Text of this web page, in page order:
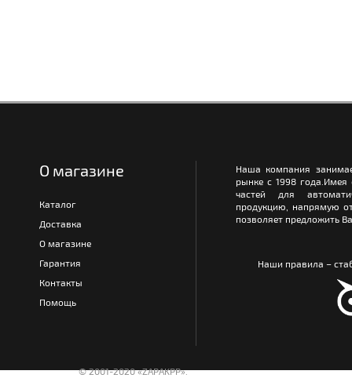
О магазине
Каталог
Доставка
О магазине
Гарантия
Контакты
Помощь
Наша компания
рынке с 1998
частей для
продукцию, напрямую
позволяет предложить
Наши правила –
© 2001-2020 «ZAPAKPP».